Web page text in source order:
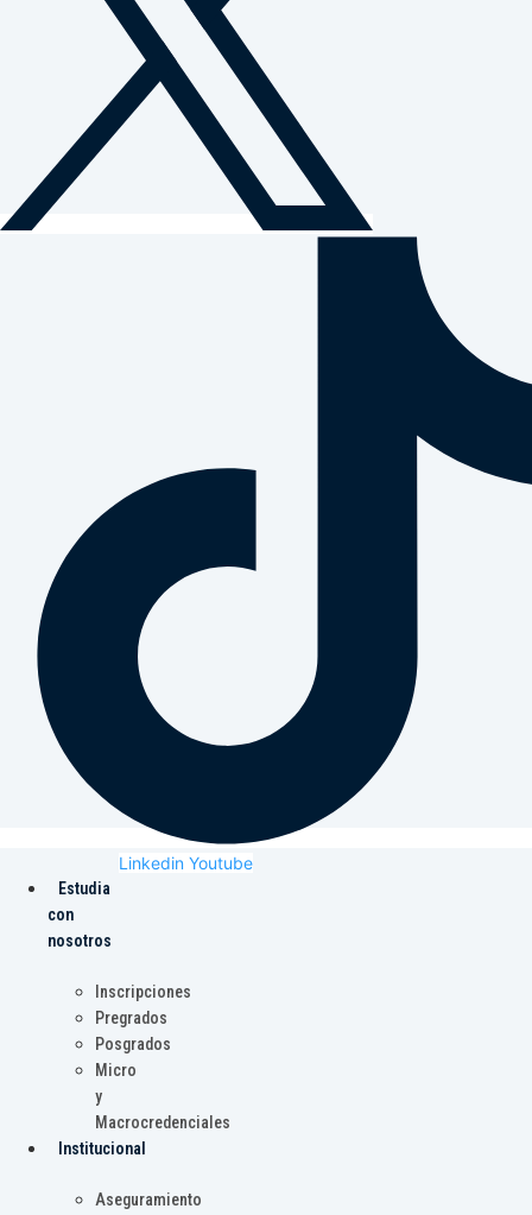
Linkedin Youtube
Estudia
con
nosotros
Inscripciones
Pregrados
Posgrados
Micro
y
Macrocredenciales
Institucional
Aseguramiento